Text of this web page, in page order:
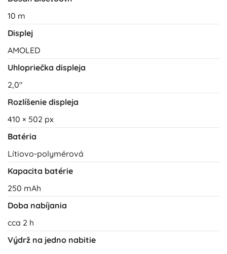
10 m
Displej
AMOLED
Uhlopriečka displeja
2,0"
Rozlíšenie displeja
410 × 502 px
Batéria
Lítiovo-polymérová
Kapacita batérie
250 mAh
Doba nabíjania
cca 2 h
Výdrž na jedno nabitie